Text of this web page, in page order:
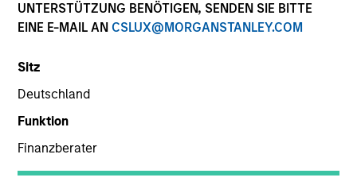
UNTERSTÜTZUNG BENÖTIGEN, SENDEN SIE BITTE
EINE E-MAIL AN CSLUX@MORGANSTANLEY.COM
Sitz
Deutschland
Funktion
Finanzberater
Healthcare
COUNTRY
United States